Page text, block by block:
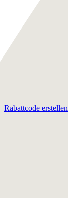
Rabattcode erstellen